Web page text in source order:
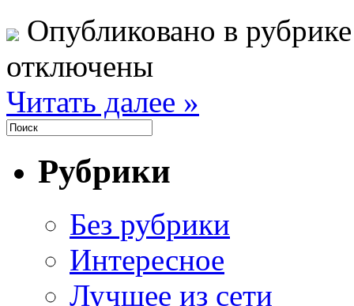
Опубликовано в
отключены
Читать далее »
Рубрики
Без рубрики
Интересное
Лучщее из сети